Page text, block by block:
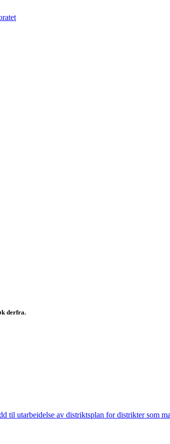
derfra.
utarbeidelse av distriktsplan for distrikter som